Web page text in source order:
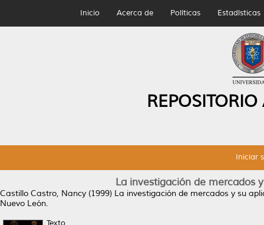
Inicio Acerca de Políticas Estadísticas
Iniciar
La investigación de mercados
Castillo Castro, Nancy (1999) La investigación de mercados y su
Nuevo León.